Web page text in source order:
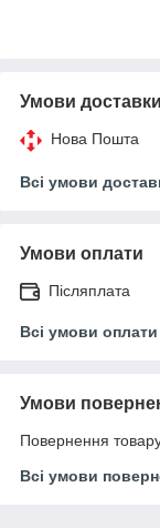
Умови доставки
Нова Пошта
Всі умови
Умови оплати
Післяплата
Всі умови оплати
Умови
Повернення
Всі умови